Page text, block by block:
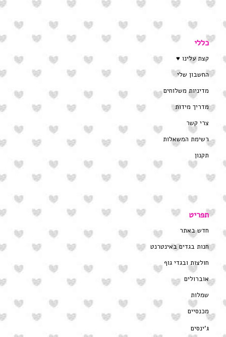
כללי
קצת עלינו ♥
החשבון שלי
מדיניות משלוחים
מדריך מידות
צרי קשר
רשימת המשאלות
תקנון
תפריט
חדש באתר
חנות בגדים באינטרנט
חולצות ובגדי גוף
אוברולים
שמלות
מכנסיים
ג’ינסים